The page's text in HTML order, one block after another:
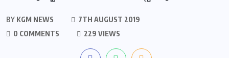
BY KGM NEWS
7TH AUGUST 2019
0 COMMENTS
229 VIEWS